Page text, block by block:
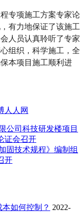
专项施工方案专家论
有力地保证了该施工
人员认真聆听了专家
组织，科学施工，全
本项目施工顺利进
人人网
公司科技研发楼项目
证会召开
固技术规程》编制组
开
如何控制？ 2022-